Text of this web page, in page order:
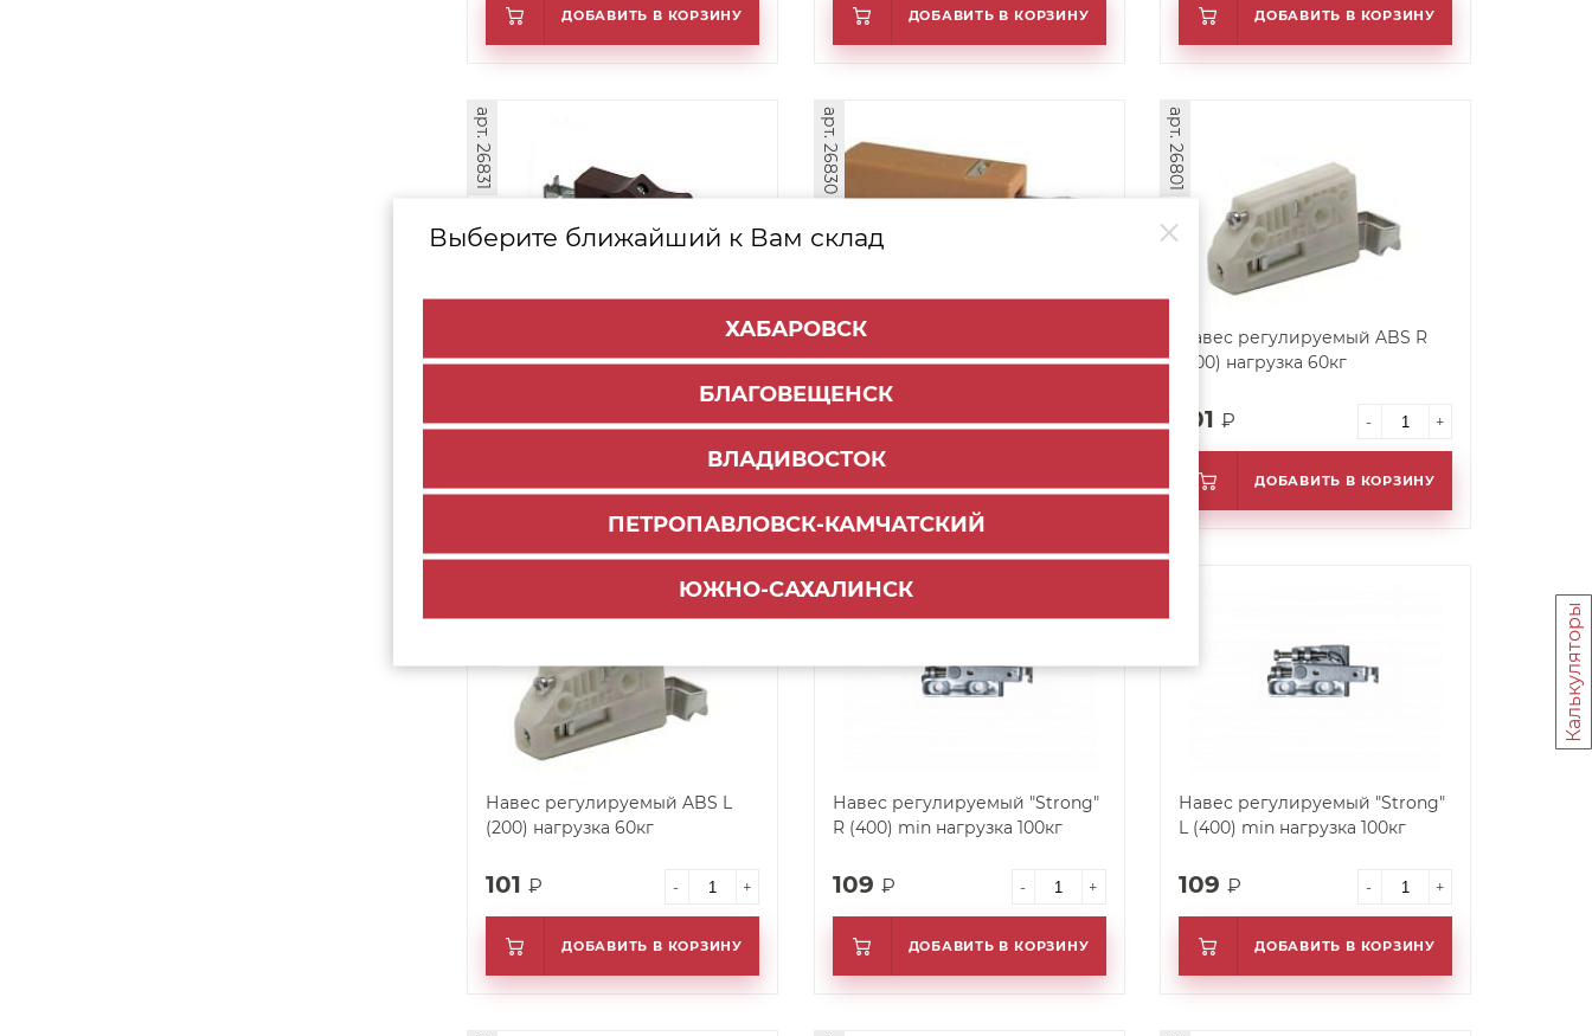
Выберите ближайший к Вам склад
ХАБАРОВСК
БЛАГОВЕЩЕНСК
ВЛАДИВОСТОК
ПЕТРОПАВЛОВСК-КАМЧАТСКИЙ
ЮЖНО-САХАЛИНСК
ДОБАВИТЬ В КОРЗИНУ ДОБАВИТЬ В КОРЗИНУ ДОБАВИТЬ В КОРЗИНУ
универсальный (венге №7)
арт. 26831
54₽ - +
Навес регулируемый
универсальный (бук №11) (200)
арт. 26830
54₽ - +
Навес регулируемый ABS R
(200) нагрузка 60кг
арт. 26801
101 ₽ - +
ДОБАВИТЬ В КОРЗИНУ
Навес регулируемый ABS L
(200) нагрузка 60кг
арт. 26800
101 ₽ - +
ДОБАВИТЬ В КОРЗИНУ
Навес регулируемый "Strong"
R (400) min нагрузка 100кг
арт. 26827
109 ₽ - +
ДОБАВИТЬ В КОРЗИНУ
Навес регулируемый "Strong"
L (400) min нагрузка 100кг
арт. 26826
109 ₽ - +
ДОБАВИТЬ В КОРЗИНУ
Калькуляторы